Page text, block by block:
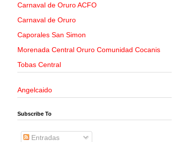
Carnaval de Oruro ACFO
Carnaval de Oruro
Caporales San Simon
Morenada Central Oruro Comunidad Cocanis
Tobas Central
Angelcaido
Subscribe To
Entradas